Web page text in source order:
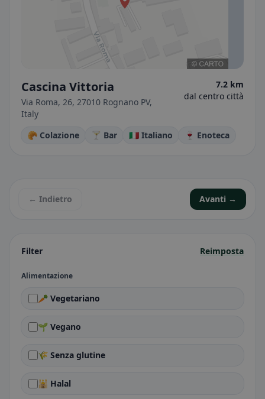
Filter Reimposta
Alimentazione
🥕 Vegetariano
🌱 Vegano
🌾 Senza glutine
🕌 Halal
Cascina Vittoria
Via Roma, 26, 27010 Rognano PV,
Italy
7.2 km
dal centro città
🥐 Colazione 🍸 Bar 🇮🇹 Italiano 🍷 Enoteca
← Indietro Avanti →